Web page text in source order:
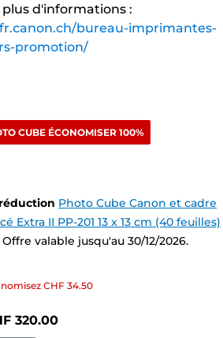
d'informations :
bureau-imprimantes-
promotion/
CUBE ÉCONOMISER 100%
Photo Cube Canon et cadre
Extra II PP-201 13 x 13 cm (40 feuilles)
Offre valable jusqu'au 30/12/2026.
CHF 34.50
320.00